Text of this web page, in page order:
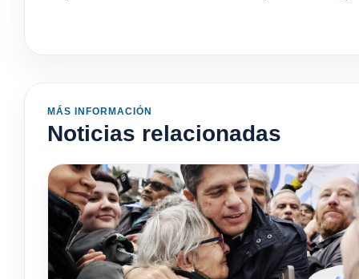
MÁS INFORMACIÓN
Noticias relacionadas